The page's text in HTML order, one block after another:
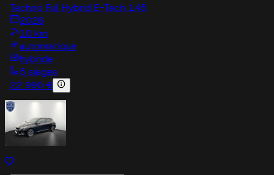
Techno Full Hybrid E-Tech 145
2026
10 km
automatique
hybride
5 sieges
22 990 €